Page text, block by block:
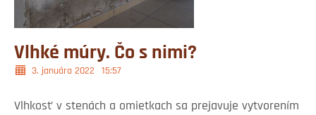
Vlhké múry. Čo s nimi?
3. januára 2022 15:57
Vlhkosť v stenách a omietkach sa prejavuje vytvorením